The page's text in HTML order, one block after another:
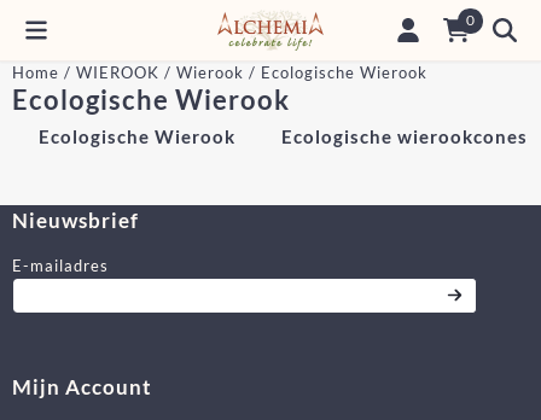
Cookievoorkeuren zijn momenteel gesloten. 0
Home / WIEROOK / Wierook / Ecologische Wierook
Ecologische Wierook
Ecologische Wierook Ecologische wierookcones
Nieuwsbrief
E-mailadres
Mijn Account